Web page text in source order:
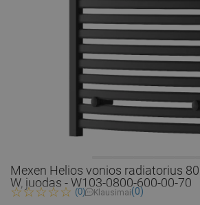
Mexen Helios vonios radiatorius
W, juodas - W103-0800-600-00-70
(0) Klausimai(0)